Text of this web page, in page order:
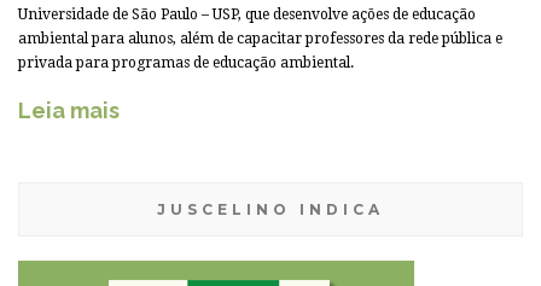
Universidade de São Paulo – USP, que desenvolve ações de educação
ambiental para alunos, além de capacitar professores da rede pública e
privada para programas de educação ambiental.
Leia mais
JUSCELINO INDICA